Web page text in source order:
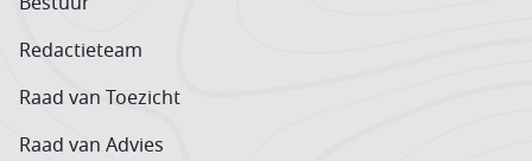
Redactieteam
Raad van Toezicht
Raad van Advies